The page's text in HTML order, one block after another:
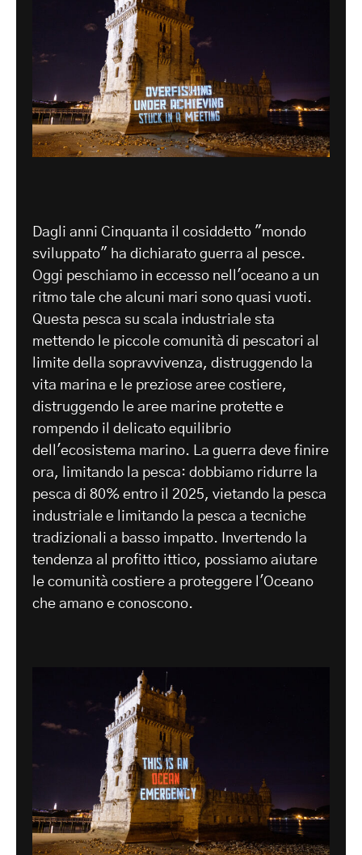
Dagli anni Cinquanta il cosiddetto "mondo
sviluppato" ha dichiarato guerra al pesce.
Oggi peschiamo in eccesso nell'oceano a un
ritmo tale che alcuni mari sono quasi vuoti.
Questa pesca su scala industriale sta
mettendo le piccole comunità di pescatori al
limite della sopravvivenza, distruggendo la
vita marina e le preziose aree costiere,
distruggendo le aree marine protette e
rompendo il delicato equilibrio
dell'ecosistema marino. La guerra deve finire
ora, limitando la pesca: dobbiamo ridurre la
pesca di 80% entro il 2025, vietando la pesca
industriale e limitando la pesca a tecniche
tradizionali a basso impatto. Invertendo la
tendenza al profitto ittico, possiamo aiutare
le comunità costiere a proteggere l'Oceano
che amano e conoscono.